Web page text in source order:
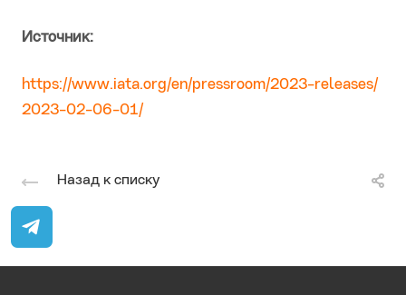
Источник:
https://www.iata.org/en/pressroom/2023-releases/
2023-02-06-01/
Назад к списку